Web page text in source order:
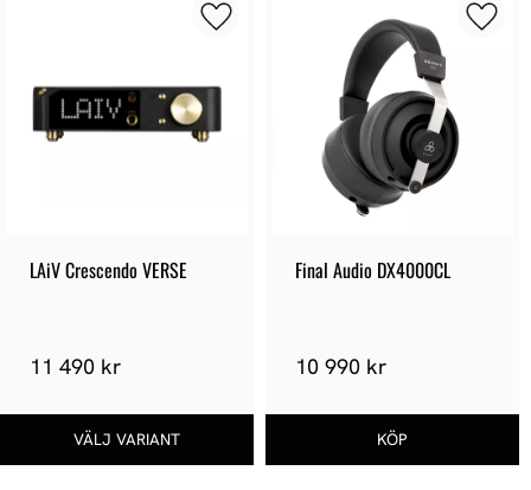
LAiV Crescendo VERSE
11 490 kr
Final Audio DX4000CL
10 990 kr